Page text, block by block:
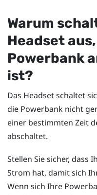
Warum
Headset
Powerbank
ist?
Das Headset schaltet
die Powerbank nicht
einer bestimmten Zeit
abschaltet.
Stellen Sie sicher, dass
Strom hat, damit sich
Wenn sich Ihre